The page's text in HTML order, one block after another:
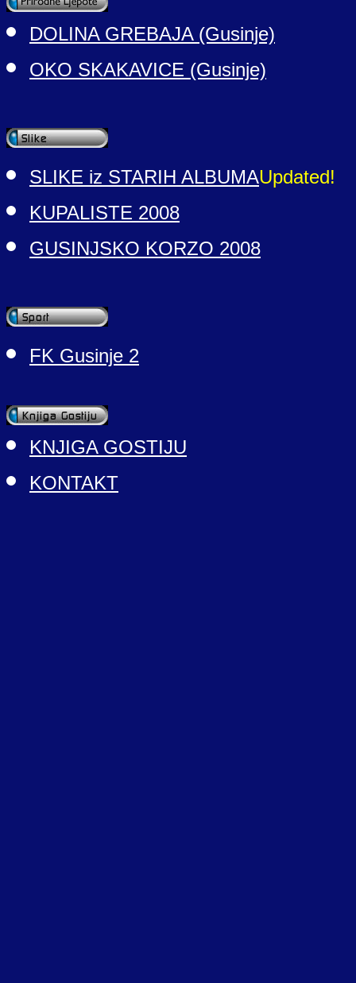
DOLINA GREBAJA (Gusinje)
OKO SKAKAVICE (Gusinje)
SLIKE iz STARIH ALBUMAUpdated!
KUPALISTE 2008
GUSINJSKO KORZO 2008
FK Gusinje 2
KNJIGA GOSTIJU
KONTAKT